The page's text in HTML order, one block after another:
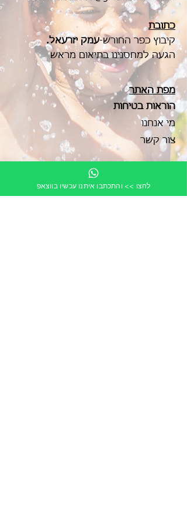
כתובת
קיבוץ כפר החורש-עמק יזרעאל.
הגעה למחסנינו בתיאום מראש
מפת האתר
הוראות בטיחות
מי אנחנו
צור קשר
לחצו >> והתכתבו איתנו עכשיו בווצאפ